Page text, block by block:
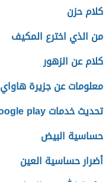
كلام حزن
من الذي اخترع المكيف
كلام عن الزهور
معلومات عن جزيرة هاواي
تحديث خدمات google play
حساسية البيض
أضرار حساسية العين